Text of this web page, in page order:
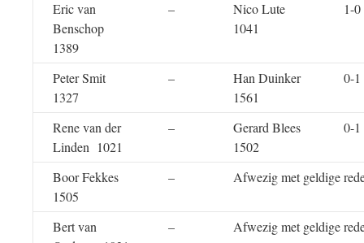
Eric van
Benschop
1389
–
Nico Lute
1041
1-0
Peter Smit
1327
–
Han Duinker
1561
0-1
Rene van der
Linden 1021
–
Gerard Blees
1502
0-1
Boor Fekkes
1505
– Afwezig met geldige
Bert van
– Afwezig met geldige